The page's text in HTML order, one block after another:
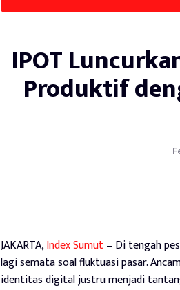
IPOT
Produktif
JAKARTA,Index Sumut– Di tengah
lagi semata soal fluktuasi pasar.
identitas digital justru menjadi